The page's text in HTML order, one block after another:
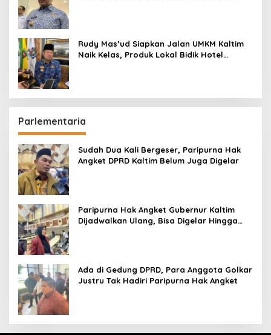
Rudy Mas’ud Siapkan Jalan UMKM Kaltim
Naik Kelas, Produk Lokal Bidik Hotel
Parlementaria
Sudah Dua Kali Bergeser, Paripurna Hak
Angket DPRD Kaltim Belum Juga Digelar
Paripurna Hak Angket Gubernur Kaltim
Dijadwalkan Ulang, Bisa Digelar Hingga
Ada di Gedung DPRD, Para Anggota Golkar
Justru Tak Hadiri Paripurna Hak Angket